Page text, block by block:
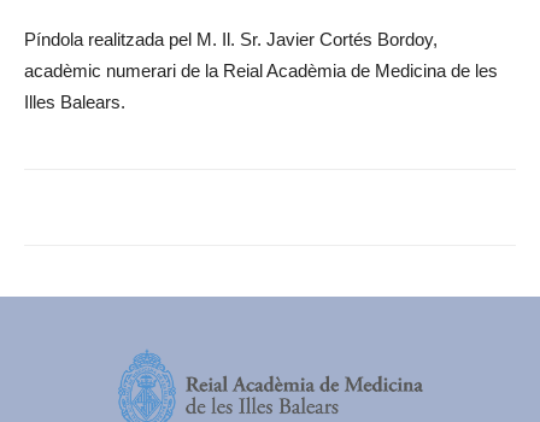
Píndola realitzada pel M. Il. Sr. Javier Cortés Bordoy,
acadèmic numerari de la Reial Acadèmia de Medicina de les
Illes Balears.